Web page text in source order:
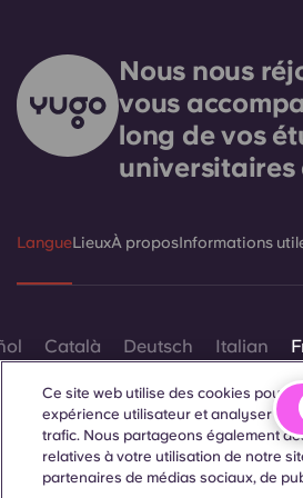
Nous nous
vous
long de vos
universitaires
LangueLieuxÀ proposInformations
Català Deutsch Italian
Ce site web utilise des cookies pour
expérience utilisateur et analyser les
trafic. Nous partageons également
relatives à votre utilisation de notre
partenaires de médias sociaux, de